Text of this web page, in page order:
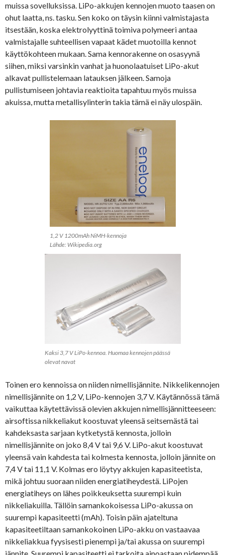
muissa sovelluksissa. LiPo-akkujen kennojen muoto taasen on
ohut laatta, ns. tasku. Sen koko on täysin kiinni valmistajasta
itsestään, koska elektrolyyttinä toimiva polymeeri antaa
valmistajalle suhteellisen vapaat kädet muotoilla kennot
käyttökohteen mukaan. Sama kennorakenne on osasyynä
siihen, miksi varsinkin vanhat ja huonolaatuiset LiPo-akut
alkavat pullistelemaan latauksen jälkeen. Samoja
pullistumiseen johtavia reaktioita tapahtuu myös muissa
akuissa, mutta metallisylinterin takia tämä ei näy ulospäin.
1,2 V 1200mAh NiMH-kennoja
Lähde: Wikipedia.org
Kaksi 3,7 V LiPo-kennoa. Huomaa kennojen päässä
olevat navat
Toinen ero kennoissa on niiden nimellisjännite. Nikkelikennojen
nimellisjännite on 1,2 V, LiPo-kennojen 3,7 V. Käytännössä tämä
vaikuttaa käytettävissä olevien akkujen nimellisjännitteeseen:
airsoftissa nikkeliakut koostuvat yleensä seitsemästä tai
kahdeksasta sarjaan kytketystä kennosta, jolloin
nimellisjännite on joko 8,4 V tai 9,6 V. LiPo-akut koostuvat
yleensä vain kahdesta tai kolmesta kennosta, jolloin jännite on
7,4 V tai 11,1 V. Kolmas ero löytyy akkujen kapasiteetista,
mikä johtuu suoraan niiden energiatiheydestä. LiPojen
energiatiheys on lähes poikkeuksetta suurempi kuin
nikkeliakuilla. Tällöin samankokoisessa LiPo-akussa on
suurempi kapasiteetti (mAh). Toisin päin ajateltuna
kapasiteetiltaan samankokoinen LiPo-akku on vastaavaa
nikkeliakkua fyysisesti pienempi ja/tai akussa on suurempi